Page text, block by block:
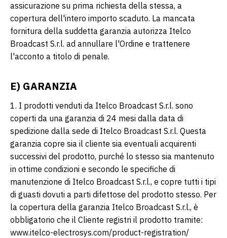
assicurazione su prima richiesta della stessa, a
copertura dell'intero importo scaduto. La mancata
fornitura della suddetta garanzia autorizza Itelco
Broadcast S.r.l. ad annullare l'Ordine e trattenere
l'acconto a titolo di penale.
E) GARANZIA
1. I prodotti venduti da Itelco Broadcast S.r.l. sono
coperti da una garanzia di 24 mesi dalla data di
spedizione dalla sede di Itelco Broadcast S.r.l. Questa
garanzia copre sia il cliente sia eventuali acquirenti
successivi del prodotto, purché lo stesso sia mantenuto
in ottime condizioni e secondo le specifiche di
manutenzione di Itelco Broadcast S.r.l., e copre tutti i tipi
di guasti dovuti a parti difettose del prodotto stesso. Per
la copertura della garanzia Itelco Broadcast S.r.l., è
obbligatorio che il Cliente registri il prodotto tramite:
www.itelco-electrosys.com/product-registration/